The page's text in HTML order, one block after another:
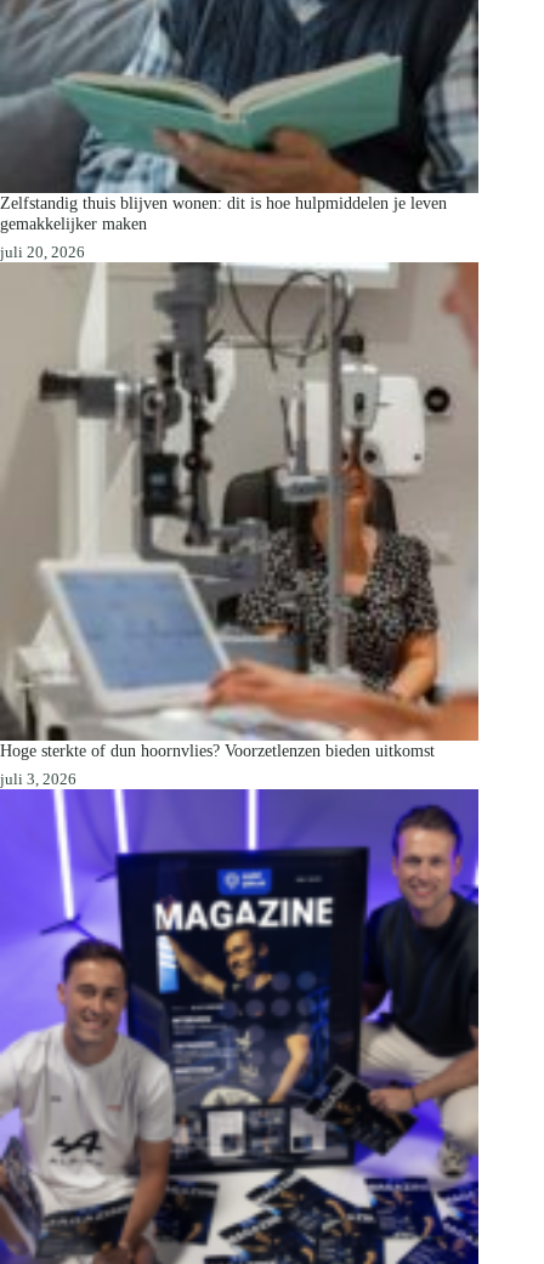
Zelfstandig thuis blijven wonen: dit is hoe hulpmiddelen je leven
gemakkelijker maken
juli 20, 2026
Hoge sterkte of dun hoornvlies? Voorzetlenzen bieden uitkomst
juli 3, 2026